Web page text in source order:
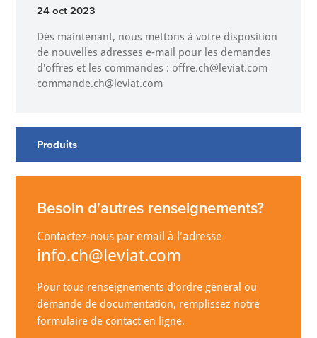
24 oct 2023
Dès maintenant, nous mettons à votre disposition
de nouvelles adresses e-mail pour les demandes
d'offres et les commandes : offre.ch@leviat.com
commande.ch@leviat.com
Produits
Besoin d'autres renseignements?
Contactez-nous par email à l'adresse
info.ch@leviat.com
Pour tous renseignements d'ordre général ou
demande de documentation, remplissez notre
formulaire de contact en ligne.